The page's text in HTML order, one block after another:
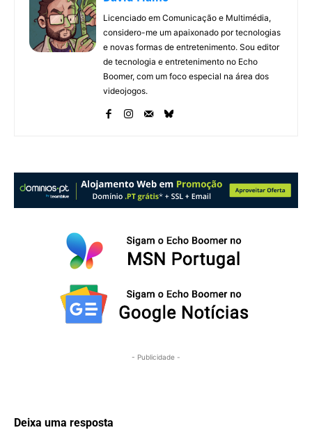
Licenciado em Comunicação e Multimédia,
considero-me um apaixonado por tecnologias
e novas formas de entretenimento. Sou editor
de tecnologia e entretenimento no Echo
Boomer, com um foco especial na área dos
videojogos.
- Publicidade -
Deixa uma resposta